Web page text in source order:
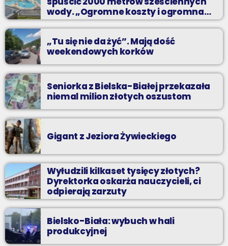
wody. „Ogromne koszty i ogromna
praca”
„Tu się nie da żyć”. Mają dość
weekendowych korków
Seniorka z Bielska-Białej przekazała
niemal milion złotych oszustom
Gigant z Jeziora Żywieckiego
Wyłudzili kilkaset tysięcy złotych?
Dyrektorka oskarża nauczycieli, ci
odpierają zarzuty
Bielsko-Biała: wybuch w hali
produkcyjnej